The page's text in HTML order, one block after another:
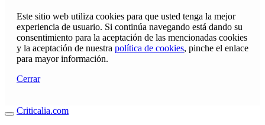
Este sitio web utiliza cookies para que usted tenga la mejor
experiencia de usuario. Si continúa navegando está dando su
consentimiento para la aceptación de las mencionadas cookies
y la aceptación de nuestra política de cookies, pinche el enlace
para mayor información.
Cerrar
Criticalia.com